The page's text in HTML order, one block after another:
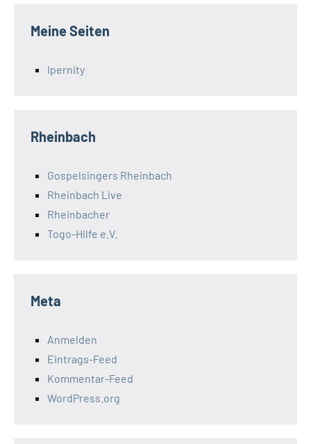
Meine Seiten
Ipernity
Rheinbach
Gospelsingers Rheinbach
Rheinbach Live
Rheinbacher
Togo-Hilfe e.V.
Meta
Anmelden
Eintrags-Feed
Kommentar-Feed
WordPress.org